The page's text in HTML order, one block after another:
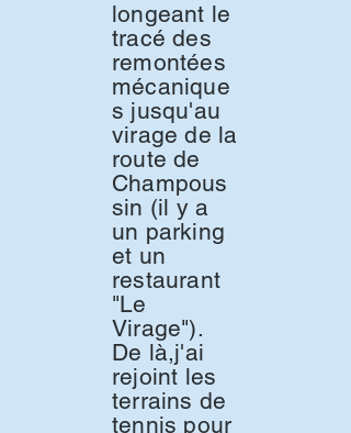
longeant le
tracé des
remontées
mécanique
s jusqu'au
virage de la
route de
Champous
sin (il y a
un parking
et un
restaurant
"Le
Virage").
De là,j'ai
rejoint les
terrains de
tennis pour